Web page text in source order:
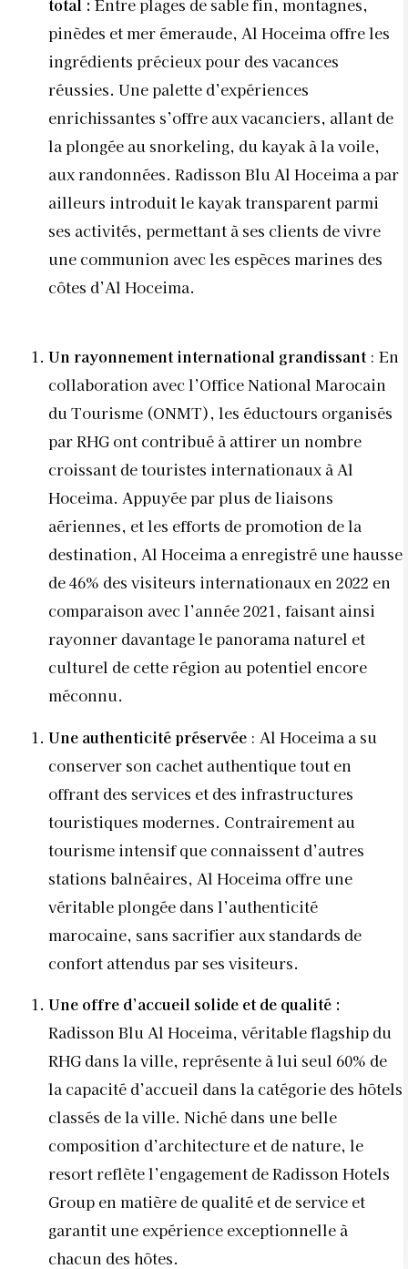
pinèdes et mer émeraude, Al Hoceima offre les
ingrédients précieux pour des vacances
réussies. Une palette d’expériences
enrichissantes s’offre aux vacanciers, allant de
la plongée au snorkeling, du kayak à la voile,
aux randonnées. Radisson Blu Al Hoceima a par
ailleurs introduit le kayak transparent parmi
ses activités, permettant à ses clients de vivre
une communion avec les espèces marines des
côtes d’Al Hoceima.
Un rayonnement international grandissant : En
collaboration avec l’Office National Marocain
du Tourisme (ONMT), les éductours organisés
par RHG ont contribué à attirer un nombre
croissant de touristes internationaux à Al
Hoceima. Appuyée par plus de liaisons
aériennes, et les efforts de promotion de la
destination, Al Hoceima a enregistré une hausse
de 46% des visiteurs internationaux en 2022 en
comparaison avec l’année 2021, faisant ainsi
rayonner davantage le panorama naturel et
culturel de cette région au potentiel encore
méconnu.
Une authenticité préservée : Al Hoceima a su
conserver son cachet authentique tout en
offrant des services et des infrastructures
touristiques modernes. Contrairement au
tourisme intensif que connaissent d’autres
stations balnéaires, Al Hoceima offre une
véritable plongée dans l’authenticité
marocaine, sans sacrifier aux standards de
confort attendus par ses visiteurs.
Une offre d’accueil solide et de qualité :
Radisson Blu Al Hoceima, véritable flagship du
RHG dans la ville, représente à lui seul 60% de
la capacité d’accueil dans la catégorie des hôtels
classés de la ville. Niché dans une belle
composition d’architecture et de nature, le
resort reflète l’engagement de Radisson Hotels
Group en matière de qualité et de service et
garantit une expérience exceptionnelle à
chacun des hôtes.